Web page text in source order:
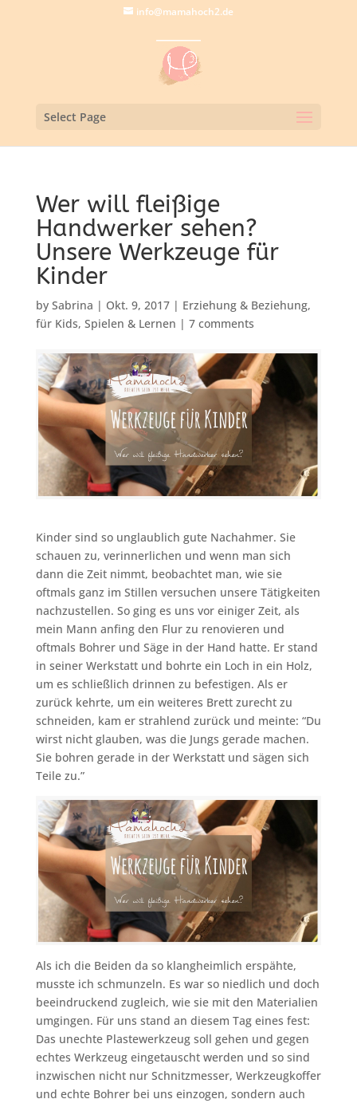
info@mamahoch2.de
Select Page
Wer will fleißige
Handwerker sehen?
Unsere Werkzeuge für
Kinder
by Sabrina | Okt. 9, 2017| Erziehung & Beziehung,
für Kids, Spielen & Lernen | 7 comments
Kinder sind so unglaublich gute Nachahmer. Sie
schauen zu, verinnerlichen und wenn man sich
dann die Zeit nimmt, beobachtet man, wie sie
oftmals ganz im Stillen versuchen unsere Tätigkeiten
nachzustellen. So ging es uns vor einiger Zeit, als
mein Mann anfing den Flur zu renovieren und
oftmals Bohrer und Säge in der Hand hatte. Er stand
in seiner Werkstatt und bohrte ein Loch in ein Holz,
um es schließlich drinnen zu befestigen. Als er
zurück kehrte, um ein weiteres Brett zurecht zu
schneiden, kam er strahlend zurück und meinte: “Du
wirst nicht glauben, was die Jungs gerade machen.
Sie bohren gerade in der Werkstatt und sägen sich
Teile zu.”
Als ich die Beiden da so klangheimlich erspähte,
musste ich schmunzeln. Es war so niedlich und doch
beeindruckend zugleich, wie sie mit den Materialien
umgingen. Für uns stand an diesem Tag eines fest:
Das unechte Plastewerkzeug soll gehen und gegen
echtes Werkzeug eingetauscht werden und so sind
inzwischen nicht nur Schnitzmesser, Werkzeugkoffer
und echte Bohrer bei uns einzogen, sondern auch